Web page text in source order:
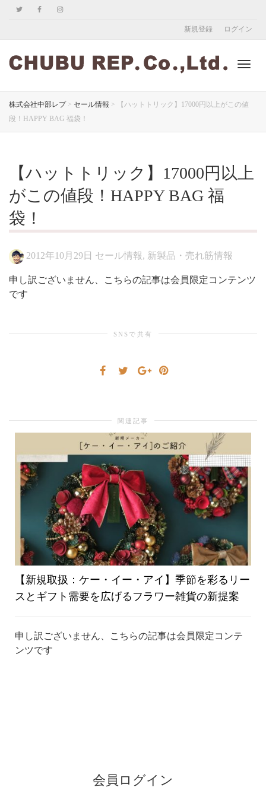
新規登録 ログイン
切
り
株式会社中部レプ> セール情報 >
【ハットトリック】17000円以上がこの値
段！HAPPY BAG 福袋！
【ハットトリック】17000円以上
がこの値段！HAPPY BAG 福
袋！
2012年10月29日 セール情報, 新製品・売れ筋情報
申し訳ございません、こちらの記事は会員限定コンテンツ
です
SNSで共有
関連記事
【新規取扱：ケー・イー・アイ】季節を彩るリー
スとギフト需要を広げるフラワー雑貨の新提案
申し訳ございません、こちらの記事は会員限定コンテ
ンツです
会員ログイン